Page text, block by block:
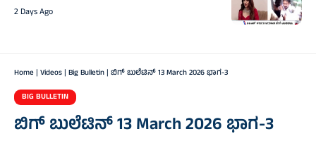
2 Days Ago
Home| Videos| Big Bulletin| ಬಿಗ್‌ ಬುಲೆಟಿನ್‌ 13 March 2026 ಭಾಗ-3
BIG BULLETIN
ಬಿಗ್‌ ಬುಲೆಟಿನ್‌ 13 March 2026 ಭಾಗ-3